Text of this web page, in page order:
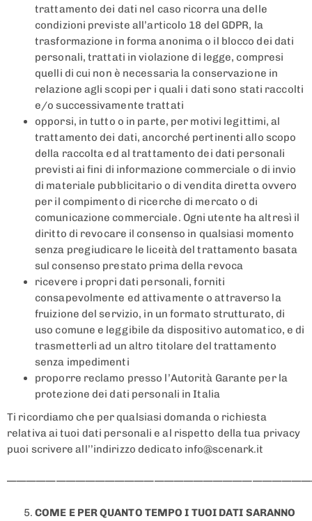
trattamento dei dati nel caso ricorra una delle
condizioni previste all’articolo 18 del GDPR, la
trasformazione in forma anonima o il blocco dei dati
personali, trattati in violazione di legge, compresi
quelli di cui non è necessaria la conservazione in
relazione agli scopi per i quali i dati sono stati raccolti
e/o successivamente trattati
opporsi, in tutto o in parte, per motivi legittimi, al
trattamento dei dati, ancorché pertinenti allo scopo
della raccolta ed al trattamento dei dati personali
previsti ai fini di informazione commerciale o di invio
di materiale pubblicitario o di vendita diretta ovvero
per il compimento di ricerche di mercato o di
comunicazione commerciale. Ogni utente ha altresì il
diritto di revocare il consenso in qualsiasi momento
senza pregiudicare le liceità del trattamento basata
sul consenso prestato prima della revoca
ricevere i propri dati personali, forniti
consapevolmente ed attivamente o attraverso la
fruizione del servizio, in un formato strutturato, di
uso comune e leggibile da dispositivo automatico, e di
trasmetterli ad un altro titolare del trattamento
senza impedimenti
proporre reclamo presso l’Autorità Garante per la
protezione dei dati personali in Italia
Ti ricordiamo che per qualsiasi domanda o richiesta
relativa ai tuoi dati personali e al rispetto della tua privacy
puoi scrivere all’’indirizzo dedicato info@scenark.it
COME E PER QUANTO TEMPO I TUOI DATI SARANNO